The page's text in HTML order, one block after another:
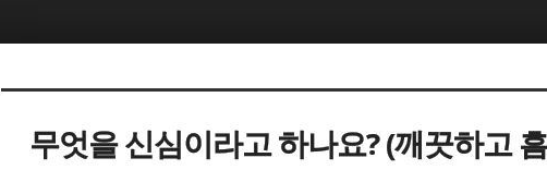
무엇을 신심이라고 하나요? (깨끗하고
Sketchbook5, 스케치북5
Sketchbook5, 스케치북5